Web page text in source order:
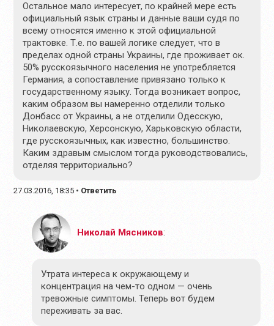
Остальное мало интересует, по крайней мере есть
официальный язык страны и данные ваши судя по
всему относятся именно к этой официальной
трактовке. Т.е. по вашей логике следует, что в
пределах одной страны Украины, где проживает ок.
50% русскоязычного населения не употребляется
Германия, а сопоставление привязано только к
государственному языку. Тогда возникает вопрос,
каким образом вы намеренно отделили только
Донбасс от Украины, а не отделили Одесскую,
Николаевскую, Херсонскую, Харьковскую области,
где русскоязычных, как известно, большинство.
Каким здравым смыслом тогда руководствовались,
отделяя территориально?
27.03.2016, 18:35 • Ответить
Николай Мясников:
Утрата интереса к окружающему и
концентрация на чем-то одном — очень
тревожные симптомы. Теперь вот будем
переживать за вас.